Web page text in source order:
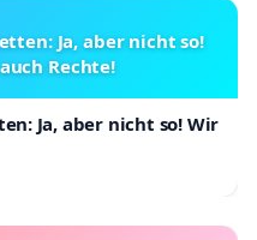
Ja, aber nicht so!
Rechte!
Ja, aber nicht so! Wir